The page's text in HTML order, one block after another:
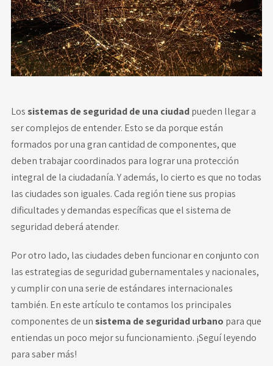
Novedades
Faq
Área de clientes
Los sistemas de seguridad de una ciudadpueden llegar a
ser complejos de entender. Esto se da porque están
formados por una gran cantidad de componentes, que
deben trabajar coordinados para lograr una protección
integral de la ciudadanía. Y además, lo cierto es que no todas
las ciudades son iguales. Cada región tiene sus propias
dificultades y demandas específicas que el sistema de
seguridad deberá atender.
Por otro lado, las ciudades deben funcionar en conjunto con
las estrategias de seguridad gubernamentales y nacionales,
y cumplir con una serie de estándares internacionales
también. En este artículo te contamos los principales
componentes de un sistema de seguridad urbano para que
entiendas un poco mejor su funcionamiento. ¡Seguí leyendo
para saber más!